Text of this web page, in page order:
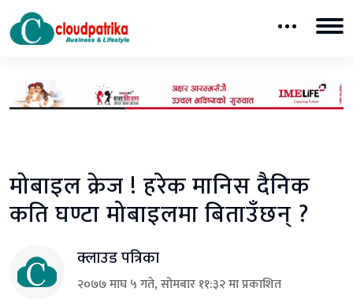
मोबाइल क्रेज ! हरेक मानिस दैनिक
कति घण्टा मोबाइलमा बिताउँछन् ?
क्लाउड पत्रिका
२०७७ माघ ५ गते, सोमबार ११:३२ मा प्रकाशित